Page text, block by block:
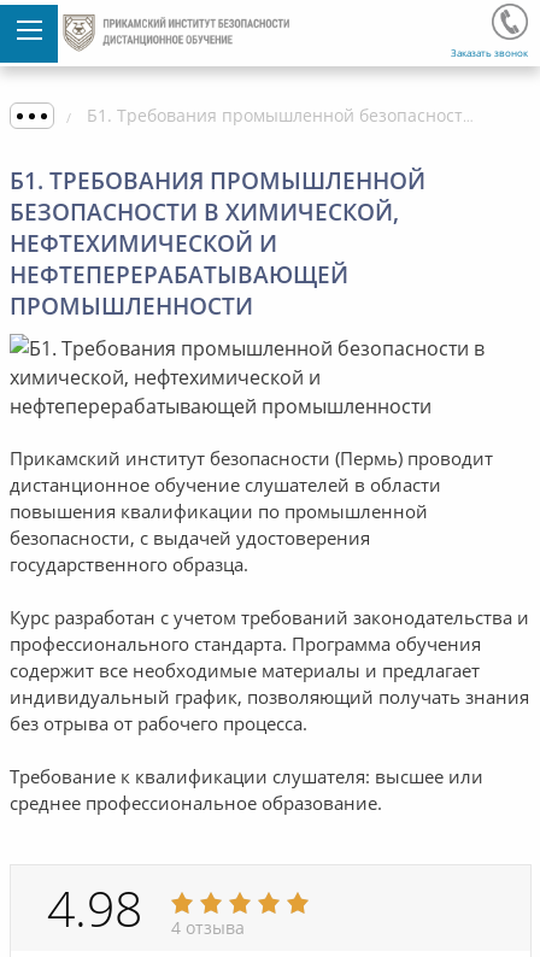
Заказать звонок
Б1. Требования промышленной безопасности в химической, нефтехимической и нефтеперерабатывающей промышленности
Б1. ТРЕБОВАНИЯ ПРОМЫШЛЕННОЙ
БЕЗОПАСНОСТИ В ХИМИЧЕСКОЙ,
НЕФТЕХИМИЧЕСКОЙ И
НЕФТЕПЕРЕРАБАТЫВАЮЩЕЙ
ПРОМЫШЛЕННОСТИ
Прикамский институт безопасности (Пермь) проводит
дистанционное обучение слушателей в области
повышения квалификации по промышленной
безопасности, с выдачей удостоверения
государственного образца.
Курс разработан с учетом требований законодательства и
профессионального стандарта. Программа обучения
содержит все необходимые материалы и предлагает
индивидуальный график, позволяющий получать знания
без отрыва от рабочего процесса.
Требование к квалификации слушателя: высшее или
среднее профессиональное образование.
4.98 4 отзыва